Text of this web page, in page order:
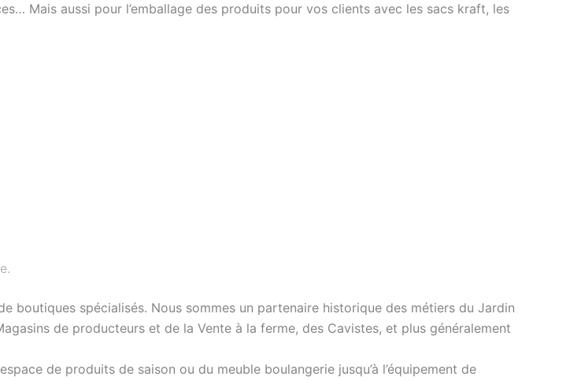
Mais aussi pour l’emballage des produits pour vos clients avec les sacs kraft, les
.
boutiques spécialisés. Nous sommes un partenaire historique des métiers du Jardin
de producteurs et de la Vente à la ferme, des Cavistes, et plus généralement
de produits de saison ou du meuble boulangerie jusqu’à l’équipement de